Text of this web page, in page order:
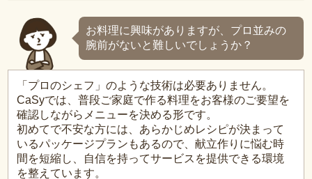
お料理に興味がありますが、プロ並みの
腕前がないと難しいでしょうか？
「プロのシェフ」のような技術は必要ありません。
CaSyでは、普段ご家庭で作る料理をお客様のご要望を
確認しながらメニューを決める形です。
初めてで不安な方には、あらかじめレシピが決まって
いるパッケージプランもあるので、献立作りに悩む時
間を短縮し、自信を持ってサービスを提供できる環境
を整えています。